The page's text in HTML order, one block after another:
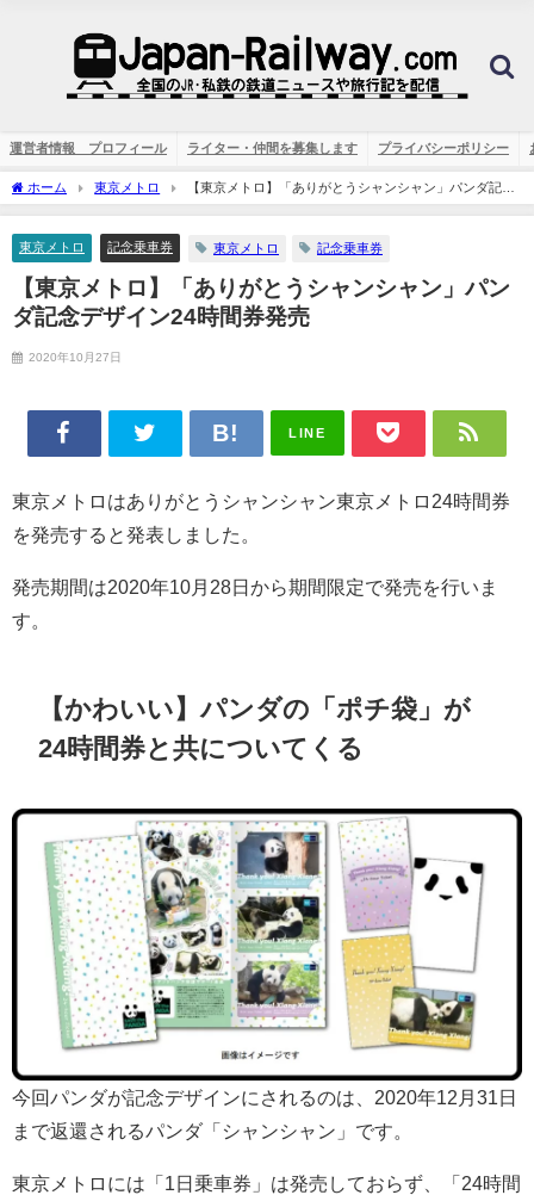
運営者情報 プロフィール ライター・仲間を募集します プライバシーポリシー
ホーム 東京メトロ
【東京メトロ】「ありがとうシャンシャン」パンダ記念
デザイン24時間券発売
東京メトロ 記念乗車券 東京メトロ 記念乗車券
【東京メトロ】「ありがとうシャンシャン」パン
ダ記念デザイン24時間券発売
2020年10月27日
LINE
東京メトロはありがとうシャンシャン東京メトロ24時間券
を発売すると発表しました。
発売期間は2020年10月28日から期間限定で発売を行いま
す。
【かわいい】パンダの「ポチ袋」が
24時間券と共についてくる
今回パンダが記念デザインにされるのは、2020年12月31日
まで返還されるパンダ「シャンシャン」です。
東京メトロには「1日乗車券」は発売しておらず、「24時間